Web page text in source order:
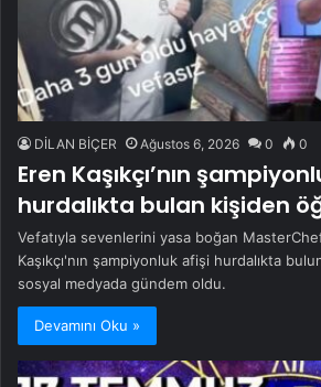
DİLAN BİÇER Ağustos 6, 2026 0 0
Eren Kaşıkçı’nın
hurdalıkta bulan kişiden
Vefatıyla sevenlerini yasa boğan
Kaşıkçı'nın şampiyonluk afişi hurdalıkta
sosyal medyada gündem oldu.
Devamını Oku »